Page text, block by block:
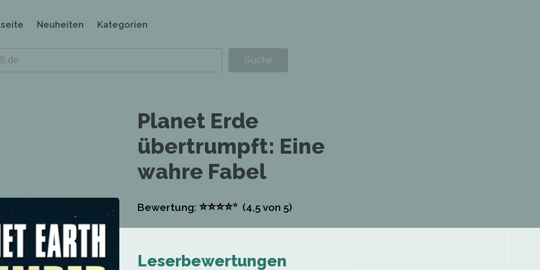
Neuheiten Kategorien
Planet Erde
übertrumpft: Eine
wahre Fabel
Bewertung: ⭐⭐⭐⭐⭐(4,5 von 5)
Leserbewertungen